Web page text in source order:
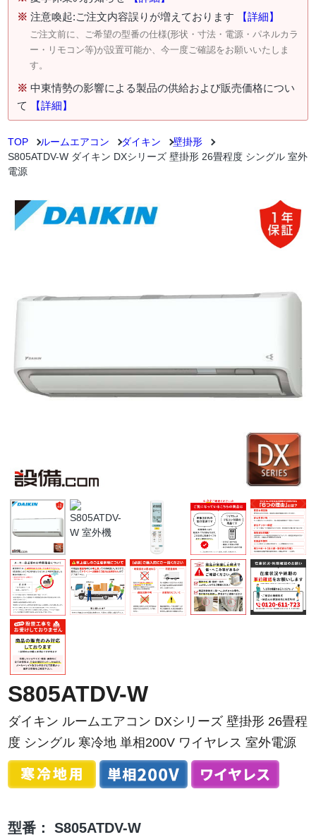
※ 注意喚起:ご注文内容誤りが増えております 【詳細】
ご注文前に、ご希望の型番の仕様(形状・寸法・電源・パネルカラ
ー・リモコン等)が設置可能か、今一度ご確認をお願いいたしま
す。
※ 中東情勢の影響による製品の供給および販売価格につい
て
【詳細】
TOP ルームエアコン ダイキン
壁掛形
S805ATDV-W ダイキン DXシリーズ 壁掛形 26畳程度 シングル 室外
電源
S805ATDV-W
ダイキン ルームエアコン DXシリーズ 壁掛形 26畳程
度 シングル 寒冷地 単相200V ワイヤレス 室外電源
型番： S805ATDV-W